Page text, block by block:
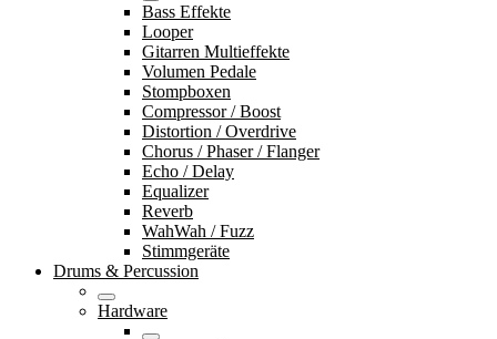
Bass Effekte
Looper
Gitarren Multieffekte
Volumen Pedale
Stompboxen
Compressor / Boost
Distortion / Overdrive
Chorus / Phaser / Flanger
Echo / Delay
Equalizer
Reverb
WahWah / Fuzz
Stimmgeräte
Drums & Percussion
Hardware